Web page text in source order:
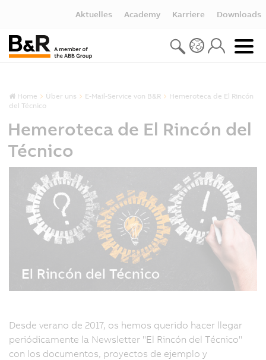
Aktuelles Academy Karriere Downloads
Home Über uns E-Mail-Service von B&R
Hemeroteca de El Rincón
del Técnico
Hemeroteca de El Rincón del
Técnico
Desde verano de 2017, os hemos querido hacer llegar
periódicamente la Newsletter "El Rincón del Técnico"
con los documentos, proyectos de ejemplo y